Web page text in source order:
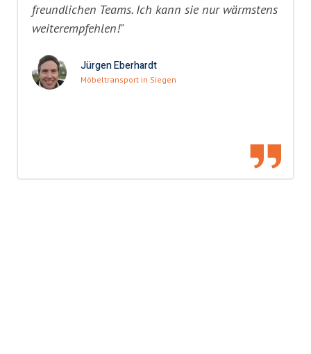
freundlichen Teams. Ich kann sie nur wärmstens
weiterempfehlen!"
Jürgen Eberhardt
Möbeltransport in Siegen